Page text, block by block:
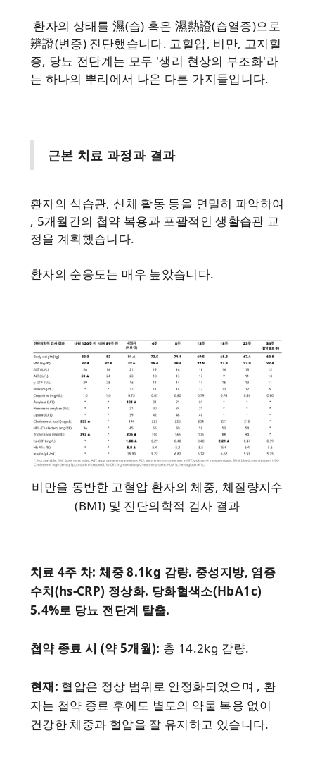
환자의 상태를 濕(습) 혹은 濕熱證(습열증)으로
辨證(변증) 진단했습니다. 고혈압, 비만, 고지혈
증, 당뇨 전단계는 모두 '생리 현상의 부조화'라
는 하나의 뿌리에서 나온 다른 가지들입니다.
근본 치료 과정과 결과
환자의 식습관, 신체 활동 등을 면밀히 파악하여
, 5개월간의 첩약 복용과 포괄적인 생활습관 교
정을 계획했습니다.
환자의 순응도는 매우 높았습니다.
비만을 동반한 고혈압 환자의 체중, 체질량지수
(BMI) 및 진단의학적 검사 결과
치료 4주 차: 체중 8.1kg 감량. 중성지방, 염증
수치(hs-CRP) 정상화. 당화혈색소(HbA1c)
5.4%로 당뇨 전단계 탈출.
첩약 종료 시 (약 5개월): 총 14.2kg 감량.
현재: 혈압은 정상 범위로 안정화되었으며 , 환
자는 첩약 종료 후에도 별도의 약물 복용 없이
건강한 체중과 혈압을 잘 유지하고 있습니다.